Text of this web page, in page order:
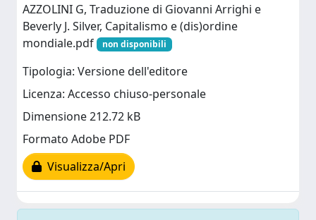
AZZOLINI G, Traduzione di Giovanni Arrighi e
Beverly J. Silver, Capitalismo e (dis)ordine
mondiale.pdf
non disponibili
Tipologia: Versione dell'editore
Licenza: Accesso chiuso-personale
Dimensione 212.72 kB
Formato Adobe PDF
Visualizza/Apri